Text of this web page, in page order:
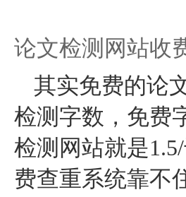
论文检测网站收
其实免费的论
检测字数，免费
检测网站就是
费查重系统靠不